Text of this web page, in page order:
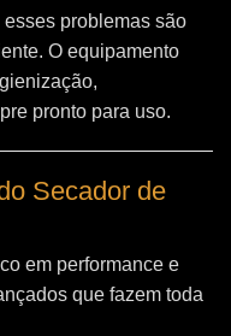
problemas são
O equipamento
pronto para uso.
Secador de
em performance e
que fazem toda